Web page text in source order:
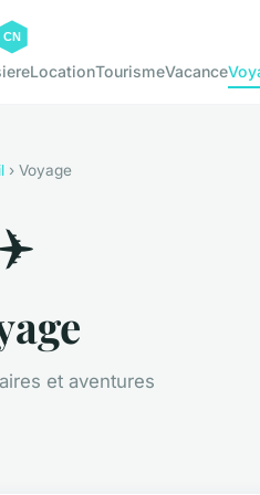
LocationTourismeVacance
› Voyage
et aventures